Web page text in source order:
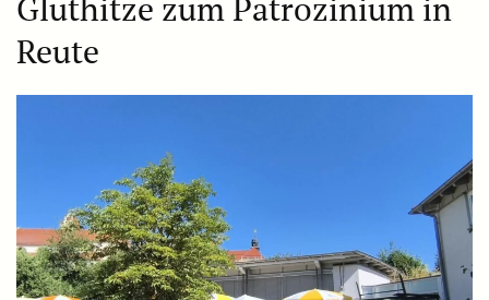
Gluthitze zum Patrozinium in
Reute